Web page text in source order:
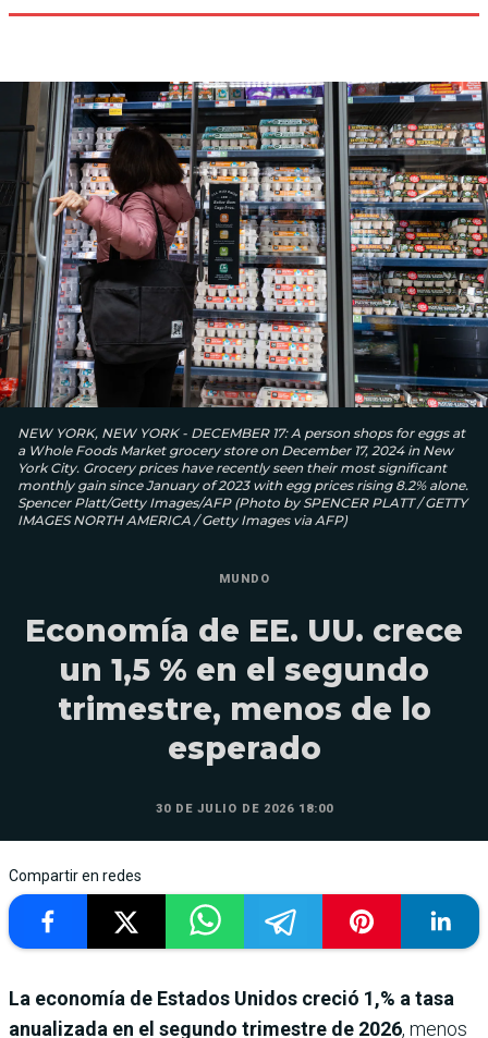
NEW YORK, NEW YORK - DECEMBER 17: A person shops for eggs at
a Whole Foods Market grocery store on December 17, 2024 in New
York City. Grocery prices have recently seen their most significant
monthly gain since January of 2023 with egg prices rising 8.2% alone.
Spencer Platt/Getty Images/AFP (Photo by SPENCER PLATT / GETTY
IMAGES NORTH AMERICA / Getty Images via AFP)
MUNDO
Economía de EE. UU. crece
un 1,5 % en el segundo
trimestre, menos de lo
esperado
30 DE JULIO DE 2026 18:00
Compartir en redes
La economía de Estados Unidos creció 1,% a tasa
anualizada en el segundo trimestre de 2026, menos